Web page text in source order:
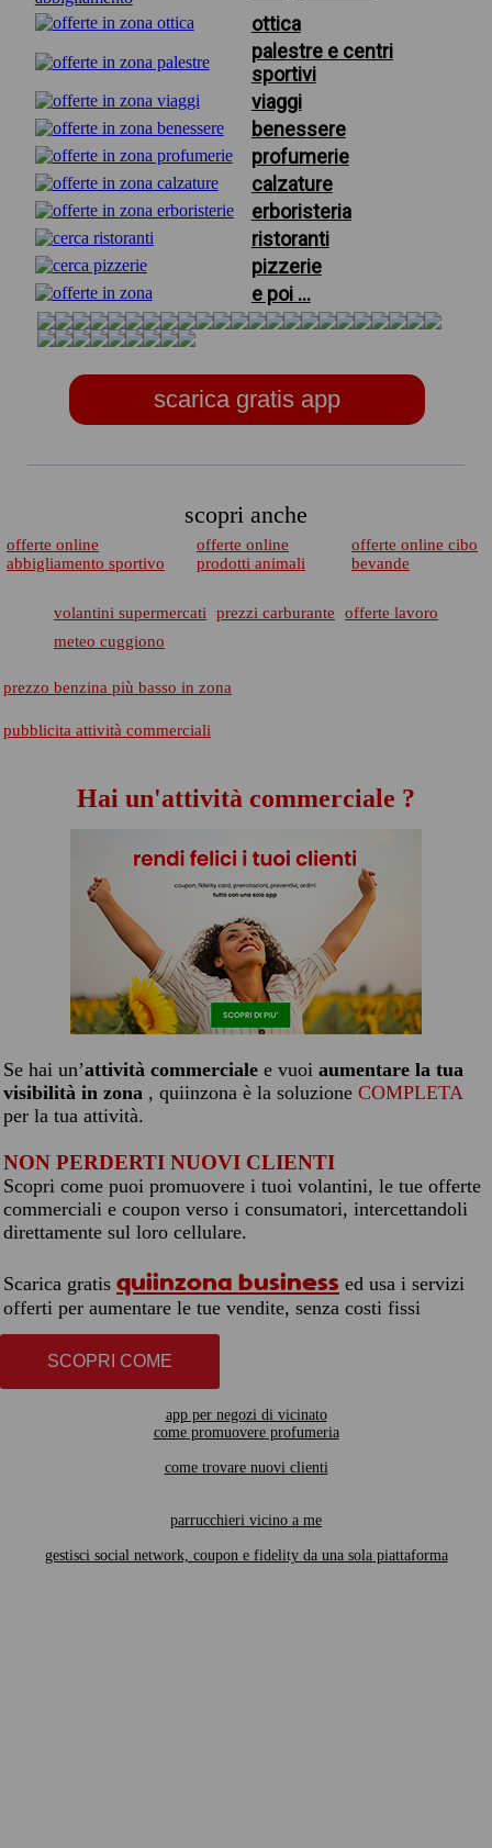
ottica
palestre e centri
sportivi
viaggi
benessere
profumerie
calzature
erboristeria
ristoranti
pizzerie
e poi ...
scarica gratis app
scopri anche
offerte online
abbigliamento sportivo
offerte online
prodotti animali
offerte online cibo
bevande
volantini supermercati prezzi carburante
offerte lavoro
meteo cuggiono
prezzo benzina più basso in zona
pubblicita attività commerciali
Hai un'attività commerciale ?
Se hai un’attività commerciale e vuoi aumentare la tua
visibilità in zona , quiinzona è la soluzione COMPLETA
per la tua attività.
NON PERDERTI NUOVI CLIENTI
Scopri come puoi promuovere i tuoi volantini, le tue offerte
commerciali e coupon verso i consumatori, intercettandoli
direttamente sul loro cellulare.
Scarica gratis quiinzona business ed usa i servizi
offerti per aumentare le tue vendite, senza costi fissi
SCOPRI COME
app per negozi di vicinato
come promuovere profumeria
come trovare nuovi clienti
parrucchieri vicino a me
gestisci social network, coupon e fidelity da una sola piattaforma